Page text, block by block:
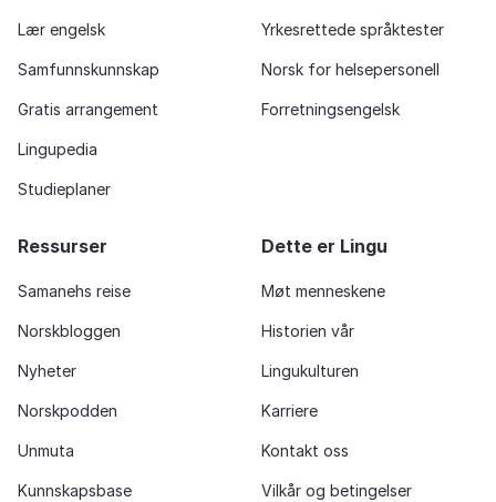
Lær engelsk
Samfunnskunnskap
Gratis arrangement
Lingupedia
Studieplaner
Yrkesrettede språktester
Norsk for helsepersonell
Forretningsengelsk
Ressurser
Samanehs reise
Norskbloggen
Nyheter
Norskpodden
Unmuta
Kunnskapsbase
Dette er Lingu
Møt menneskene
Historien vår
Lingukulturen
Karriere
Kontakt oss
Vilkår og betingelser